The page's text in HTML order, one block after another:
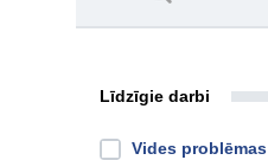
Līdzīgie darbi
Vides problēmas